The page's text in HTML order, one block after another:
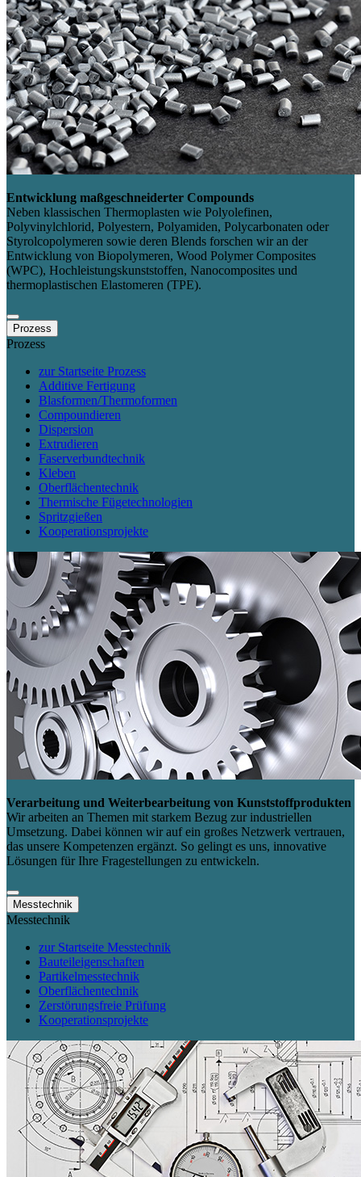
Entwicklung maßgeschneiderter Compounds
Neben klassischen Thermoplasten wie Polyolefinen,
Polyvinylchlorid, Polyestern, Polyamiden, Polycarbonaten oder
Styrolcopolymeren sowie deren Blends forschen wir an der
Entwicklung von Biopolymeren, Wood Polymer Composites
(WPC), Hochleistungskunststoffen, Nanocomposites und
thermoplastischen Elastomeren (TPE).
Prozess
Prozess
zur Startseite Prozess
Additive Fertigung
Blasformen/Thermoformen
Compoundieren
Dispersion
Extrudieren
Faserverbundtechnik
Kleben
Oberflächentechnik
Thermische Fügetechnologien
Spritzgießen
Kooperationsprojekte
Verarbeitung und Weiterbearbeitung von Kunststoffprodukten
Wir arbeiten an Themen mit starkem Bezug zur industriellen
Umsetzung. Dabei können wir auf ein großes Netzwerk vertrauen,
das unsere Kompetenzen ergänzt. So gelingt es uns, innovative
Lösungen für Ihre Fragestellungen zu entwickeln.
Messtechnik
Messtechnik
zur Startseite Messtechnik
Bauteileigenschaften
Partikelmesstechnik
Oberflächentechnik
Zerstörungsfreie Prüfung
Kooperationsprojekte